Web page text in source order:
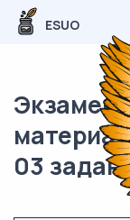
ESUO
03